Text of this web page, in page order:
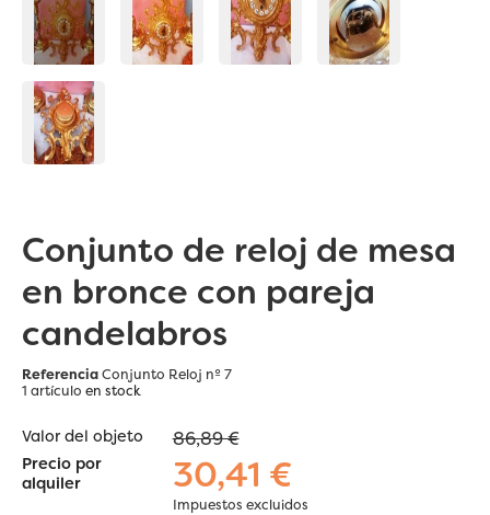
Conjunto de reloj de mesa
en bronce con pareja
candelabros
ReferenciaConjunto Reloj nº 7
1 artículo en stock
Valor del objeto 86,89 €
Precio por
alquiler
30,41 €
Impuestos excluidos